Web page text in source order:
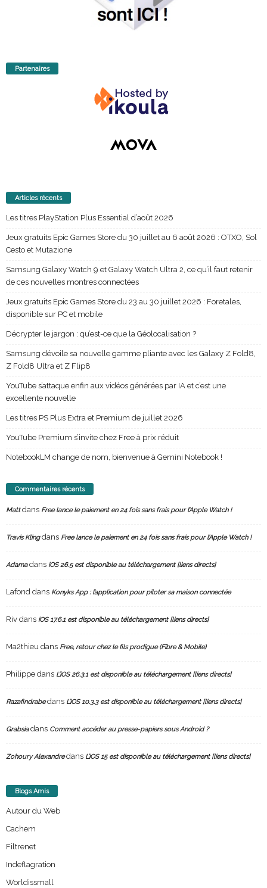
Partenaires
Articles récents
Les titres PlayStation Plus Essential d’août 2026
Jeux gratuits Epic Games Store du 30 juillet au 6 août 2026 : OTXO, Sol
Cesto et Mutazione
Samsung Galaxy Watch 9 et Galaxy Watch Ultra 2, ce qu’il faut retenir
de ces nouvelles montres connectées
Jeux gratuits Epic Games Store du 23 au 30 juillet 2026 : Foretales,
disponible sur PC et mobile
Décrypter le jargon : qu’est-ce que la Géolocalisation ?
Samsung dévoile sa nouvelle gamme pliante avec les Galaxy Z Fold8,
Z Fold8 Ultra et Z Flip8
YouTube s’attaque enfin aux vidéos générées par IA et c’est une
excellente nouvelle
Les titres PS Plus Extra et Premium de juillet 2026
YouTube Premium s’invite chez Free à prix réduit
NotebookLM change de nom, bienvenue à Gemini Notebook !
Commentaires récents
Mattdans Free lance le paiement en 24 fois sans frais pour l’Apple Watch !
Travis Klingdans Free lance le paiement en 24 fois sans frais pour l’Apple Watch !
Adamadans iOS 26.5 est disponible au téléchargement [liens directs]
Lafond dans Konyks App : l’application pour piloter sa maison connectée
Riv dans iOS 17.6.1 est disponible au téléchargement [liens directs]
Ma2thieu dans Free, retour chez le fils prodigue (Fibre & Mobile)
Philippe dans L’iOS 26.3.1 est disponible au téléchargement [liens directs]
Razafindrabedans L’iOS 10.3.3 est disponible au téléchargement [liens directs]
Grabsiadans Comment accéder au presse-papiers sous Android ?
Zohoury Alexandredans L’iOS 15 est disponible au téléchargement [liens directs]
Blogs Amis
Autour du Web
Cachem
Filtrenet
Indeflagration
Worldissmall